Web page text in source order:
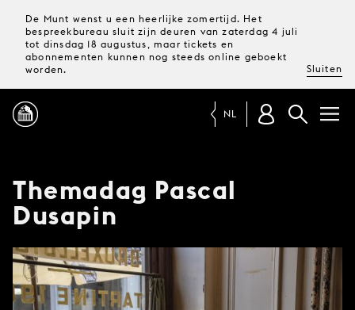
De Munt wenst u een heerlijke zomertijd. Het
bespreekbureau sluit zijn deuren van zaterdag 4 juli
tot dinsdag 18 augustus, maar tickets en
abonnementen kunnen nog steeds online geboekt
worden.
Sluiten
NL
Themadag Pascal
Dusapin